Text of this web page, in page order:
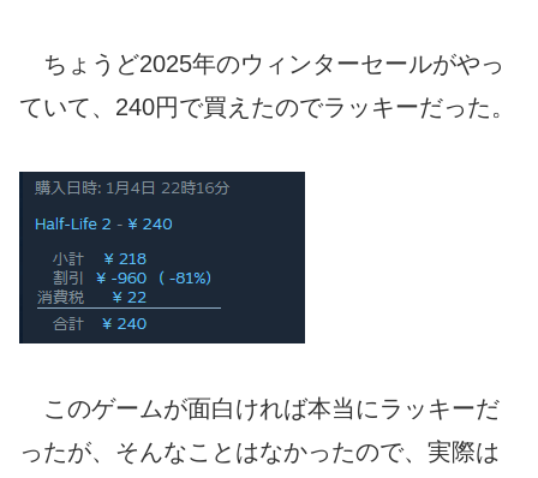
ちょうど2025年のウィンターセールがやっ
ていて、240円で買えたのでラッキーだった。
このゲームが面白ければ本当にラッキーだ
ったが、そんなことはなかったので、実際は